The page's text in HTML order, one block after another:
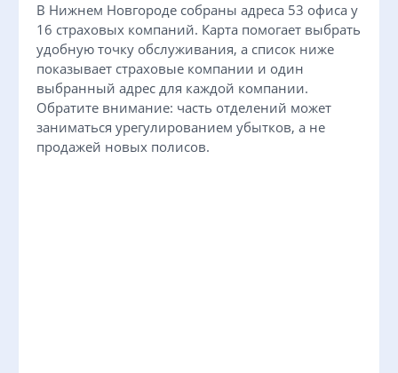
В Нижнем Новгороде собраны адреса 53 офиса у
16 страховых компаний. Карта помогает выбрать
удобную точку обслуживания, а список ниже
показывает страховые компании и один
выбранный адрес для каждой компании.
Обратите внимание: часть отделений может
заниматься урегулированием убытков, а не
продажей новых полисов.